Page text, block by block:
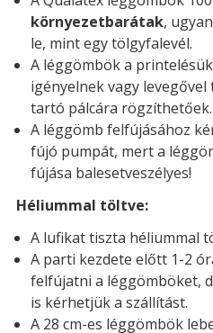
környezetbarátak,
le, mint egy tölgyfalevél.
A léggömbök a
igényelnek vagy
tartó pálcára rögzíthetőek.
A léggömb felfújásához
fújó pumpát, mert a
fújása balesetveszélyes!
Héliummal töltve:
A lufikat tiszta héliummal
A parti kezdete előtt 1-2
felfújatni a léggömböket,
is kérhetjük a szállítást.
A 28 cm-es léggömbök